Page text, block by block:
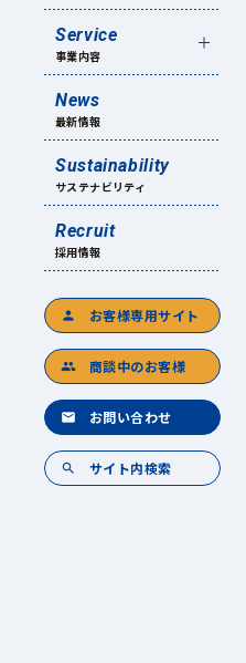
Service
事業内容
News
最新情報
Sustainability
サステナビリティ
Recruit
採用情報
person お客様専用サイト
group 商談中のお客様
mail お問い合わせ
search サイト内検索